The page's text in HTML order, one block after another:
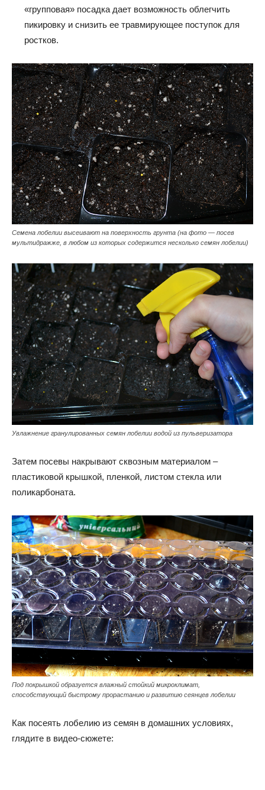
«групповая» посадка дает возможность облегчить
пикировку и снизить ее травмирующее поступок для
ростков.
Семена лобелии высеивают на поверхность грунта (на фото — посев
мультидражже, в любом из которых содержится несколько семян лобелии)
Увлажнение гранулированных семян лобелии водой из пульверизатора
Затем посевы накрывают сквозным материалом –
пластиковой крышкой, пленкой, листом стекла или
поликарбоната.
Под покрышкой образуется влажный стойкий микроклимат,
способствующий быстрому прорастанию и развитию сеянцев лобелии
Как посеять лобелию из семян в домашних условиях,
глядите в видео-сюжете: